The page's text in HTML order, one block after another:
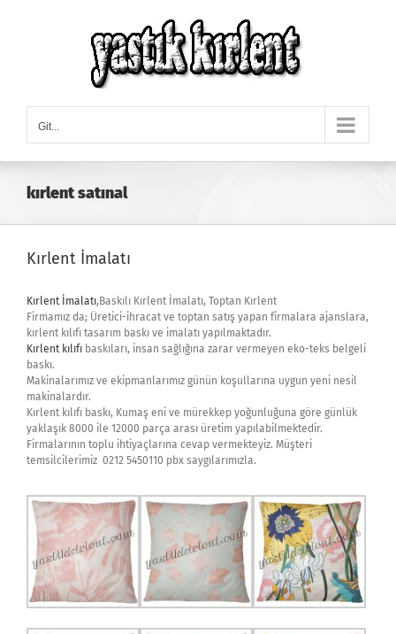
Git...
kırlent satınal
Kırlent İmalatı
Kırlent İmalatı,Baskılı Kırlent İmalatı, Toptan Kırlent
Firmamız da; Üretici-ihracat ve toptan satış yapan firmalara ajanslara,
kırlent kılıfı tasarım baskı ve imalatı yapılmaktadır.
Kırlent kılıfı baskıları, insan sağlığına zarar vermeyen eko-teks belgeli
baskı.
Makinalarımız ve ekipmanlarımız günün koşullarına uygun yeni nesil
makinalardır.
Kırlent kılıfı baskı, Kumaş eni ve mürekkep yoğunluğuna göre günlük
yaklaşık 8000 ile 12000 parça arası üretim yapılabilmektedir.
Firmalarının toplu ihtiyaçlarına cevap vermekteyiz. Müşteri
temsilcilerimiz 0212 5450110 pbx saygılarımızla.